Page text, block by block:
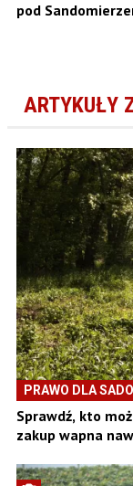
pod
ARTYKUŁY
PRAWO DLA
Sprawdź, kto
zakup wapna